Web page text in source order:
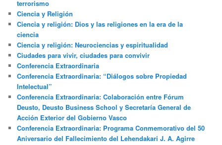
terrorismo
Ciencia y Religión
Ciencia y religión: Dios y las religiones en la era de la
ciencia
Ciencia y religión: Neurociencias y espiritualidad
Ciudades para vivir, ciudades para convivir
Conferencia Extraordinaria
Conferencia Extraordinaria: “Diálogos sobre Propiedad
Intelectual”
Conferencia Extraordinaria: Colaboración entre Fórum
Deusto, Deusto Business School y Secretaría General de
Acción Exterior del Gobierno Vasco
Conferencia Extraordinaria: Programa Conmemorativo del 50
Aniversario del Fallecimiento del Lehendakari J. A. Agirre